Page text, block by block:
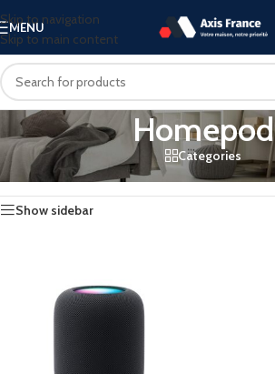
Skip to navigation
Skip to main content
MENU
Homepod
Categories
Accueil
Tv - Image - Son»Homepod
Show sidebar